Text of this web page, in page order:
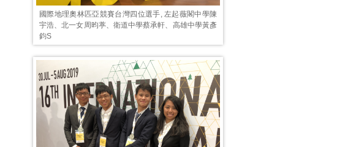
國際地理奧林匹亞競賽台灣四位選手, 左起薇閣中學陳
宇浩、北一女周昀葶、衛道中學蔡承軒、高雄中學黃彥
鈞S